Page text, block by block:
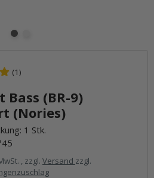
(1)
Bass (BR-9)
(Nories)
1 Stk.
, zzgl. Versand zzgl.